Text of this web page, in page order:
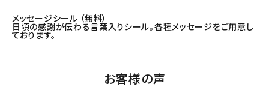
メッセージシール （無料）
日頃の感謝が伝わる言葉入りシール。各種メッセージをご用意し
ております。
お客様の声